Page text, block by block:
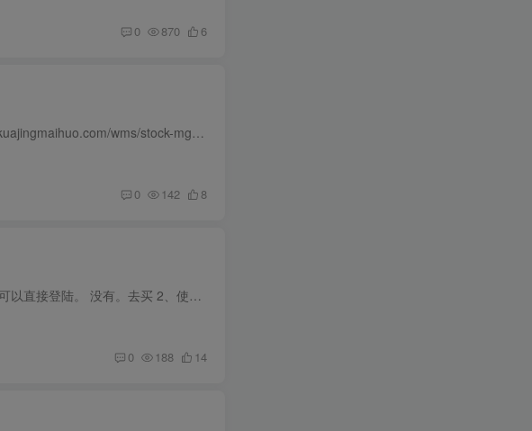
0 870 6
如果有不想做的产品。可以申请退仓。点击库存管理里面的退货申请 https://seller.kuajingmaihuo.com/wms/stock-mgt/return-apply 有三种不同的退货申请方式！ 申请完毕之后需要等待审核 已经审...
0 142 8
这里有四个选项。我们分别来说明下！ 1、使用谷歌账户登陆。 你有谷歌账户自然可以直接登陆。 没有。去买 2、使用Facebook账户登陆。 有自然直接使用登陆。没有。 去买 3、电子邮件账户。电子邮...
0 188 14